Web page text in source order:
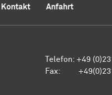
Kontakt Anfahrt
Telefon: +49
Fax: +49(0)231